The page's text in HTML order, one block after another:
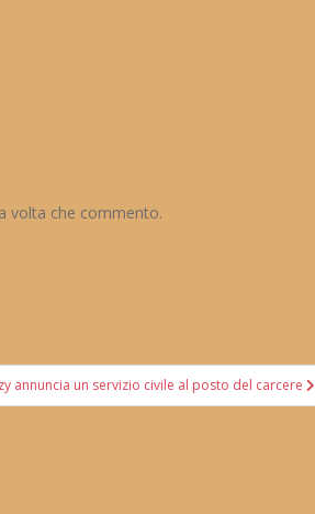
volta che commento.
annuncia un servizio civile al posto del carcere